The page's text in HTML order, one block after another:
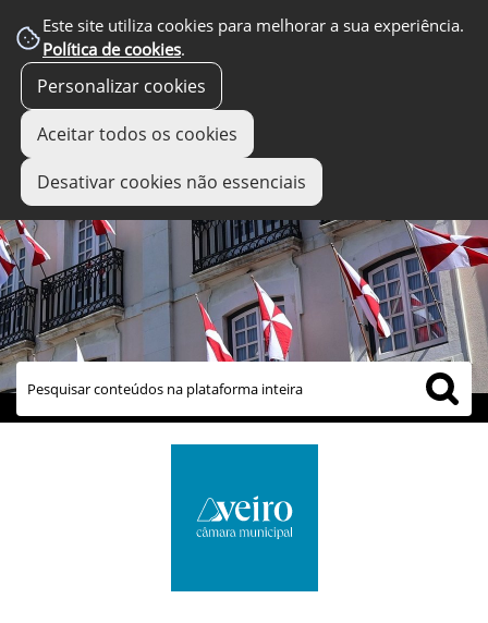
Este site utiliza cookies para melhorar a sua experiência.
Política de cookies.
Personalizar cookies
Aceitar todos os cookies
Desativar cookies não essenciais
links úteis